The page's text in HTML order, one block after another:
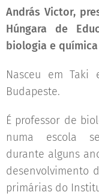
András Victor,
Húngara de
biologia e química
Nasceu em Taki
Budapeste.
É professor de
numa escola
durante alguns
desenvolvimento
primárias do